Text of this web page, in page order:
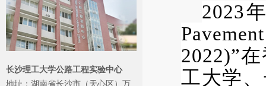
长沙理工大学公路工程实验中心
地址：湖南省长沙市（天心区）万
2023
2022)”
工大学